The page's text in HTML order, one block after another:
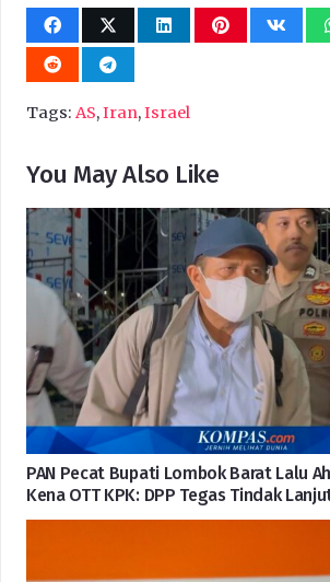
Tags: AS,Iran,Israel
You May Also Like
PAN Pecat Bupati Lombok Barat Lalu
Kena OTT KPK: DPP Tegas Tindak